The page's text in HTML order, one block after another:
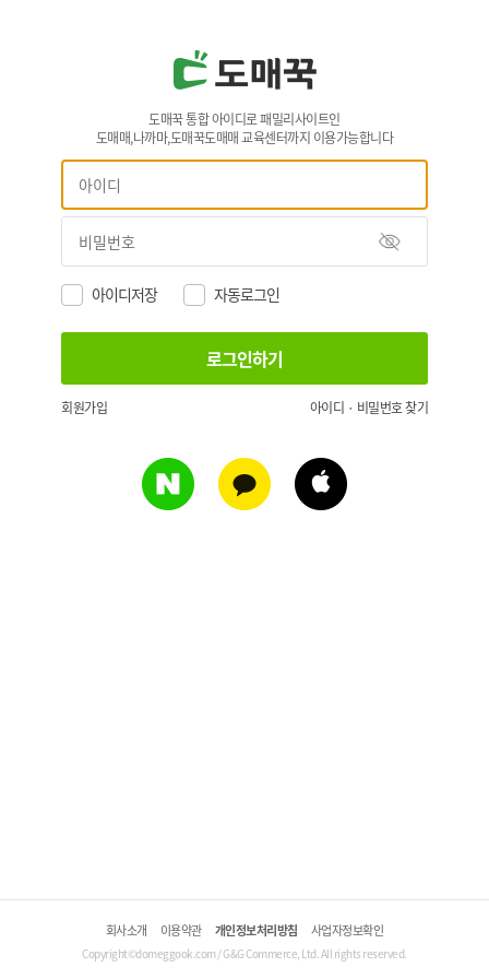
도매꾹 통합 아이디로 패밀리사이트인
도매매,나까마,도매꾹도매매 교육센터까지 이용가능합니다
아이디저장 자동로그인
회원가입 아이디 · 비밀번호 찾기
회사소개 이용약관 개인정보처리방침 사업자정보확인
Copyright©domeggook.com / G&G Commerce, Ltd. All rights reserved.